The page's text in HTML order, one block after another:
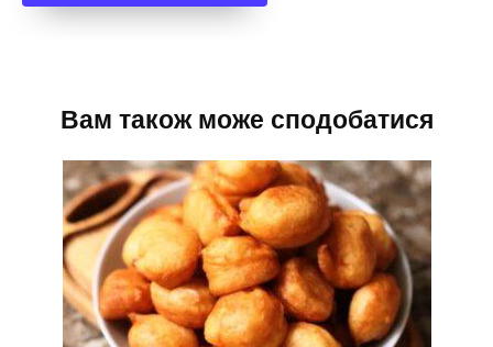
Вам також може сподобатися